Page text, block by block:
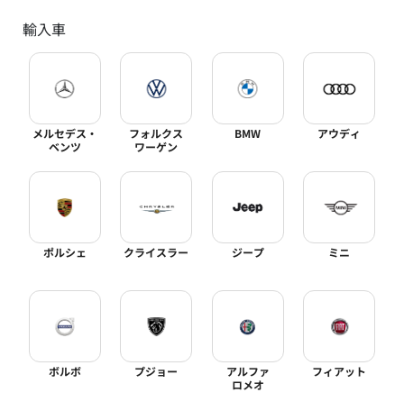
輸入車
メルセデス・
ベンツ
フォルクス
ワーゲン
BMW アウディ
ポルシェ クライスラー ジープ ミニ
ボルボ プジョー
アルファ
ロメオ
フィアット